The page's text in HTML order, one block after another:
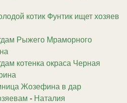
котик Фунтик ищет хозяев
Рыжего Мраморного
котенка окраса Черная
Жозефина в дар
- Наталия